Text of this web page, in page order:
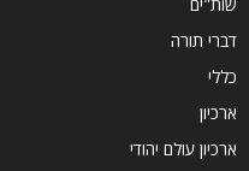
דברי תורה
כללי
ארכיון
ארכיון עולם יהודי